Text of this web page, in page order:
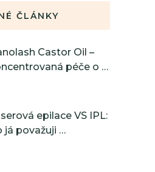
ČLÁNKY
Castor Oil –
péče o …
epilace VS IPL:
já považuji …